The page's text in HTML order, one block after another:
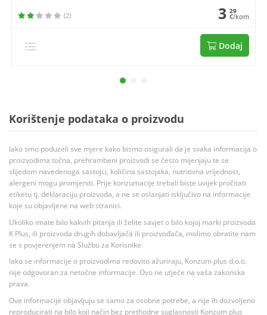
(2) 3 29
€/kom
Dodaj
Korištenje podataka o proizvodu
Iako smo poduzeli sve mjere kako bismo osigurali da je svaka informacija o
proizvodima točna, prehrambeni proizvodi se često mijenjaju te se
slijedom navedenoga sastojci, količina sastojaka, nutritivna vrijednost,
alergeni mogu promjeniti. Prije konzumacije trebali biste uvijek pročitati
etiketu tj. deklaraciju proizvoda, a ne se oslanjati isključivo na informacije
koje su objavljene na web stranici.
Ukoliko imate bilo kakvih pitanja ili želite savjet o bilo kojoj marki proizvoda
K Plus, ili proizvoda drugih dobavljača ili proizvođača, molimo obratite nam
se s povjerenjem na Službu za Korisnike.
Iako se informacije o proizvodima redovito ažuriraju, Konzum plus d.o.o.
nije odgovoran za netočne informacije. Ovo ne utječe na vaša zakonska
prava.
Ove informacije objavljuju se samo za osobne potrebe, a nije ih dozvoljeno
reproducirati na bilo koji način bez prethodne suglasnosti Konzum plus